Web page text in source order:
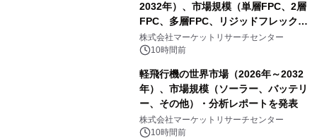
2032年）、市場規模（単層FPC、2層
FPC、多層FPC、リジッドフレックス
PCB）・分析レポートを発表
株式会社マーケットリサーチセンター
10時間前
軽飛行機の世界市場（2026年～2032
年）、市場規模（ソーラー、バッテリ
ー、その他）・分析レポートを発表
株式会社マーケットリサーチセンター
10時間前